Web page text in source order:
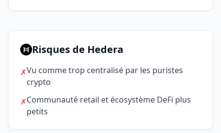
Risques de Hedera
✗Vu comme trop centralisé par les puristes
crypto
✗Communauté retail et écosystème DeFi plus
petits